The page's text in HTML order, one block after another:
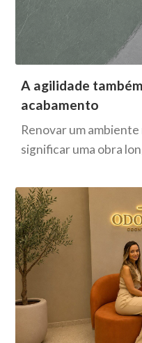
A agilidade
acabamento
Renovar um
significar uma obra